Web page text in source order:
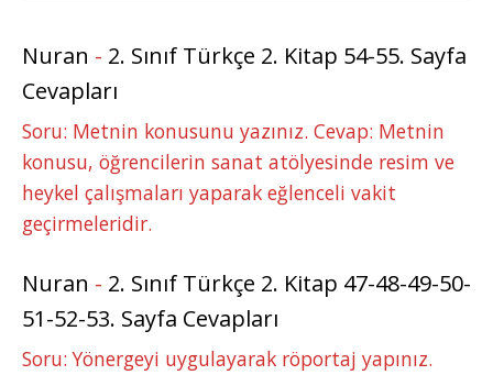
Nuran - 2. Sınıf Türkçe 2. Kitap 54-55. Sayfa
Cevapları
Soru: Metnin konusunu yazınız. Cevap: Metnin
konusu, öğrencilerin sanat atölyesinde resim ve
heykel çalışmaları yaparak eğlenceli vakit
geçirmeleridir.
Nuran - 2. Sınıf Türkçe 2. Kitap 47-48-49-50-
51-52-53. Sayfa Cevapları
Soru: Yönergeyi uygulayarak röportaj yapınız.